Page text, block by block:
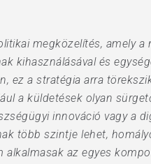
megközelítés, amely
kihasználásával és
ez a stratégia arra
a küldetések olyan
innováció vagy a
több szintje lehet,
az egyes